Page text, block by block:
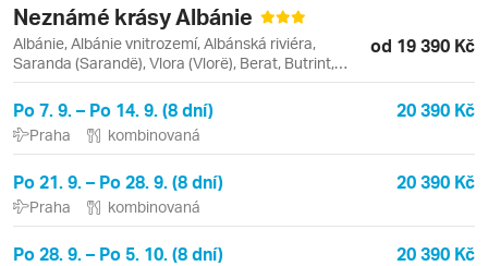
Neznámé krásy Albánie
Albánie, Albánie vnitrozemí, Albánská riviéra,
Saranda (Sarandë), Vlora (Vlorë), Berat, Butrint,
Saranda, Tirana, Vlora
od 19 390 Kč
Po 7. 9. – Po 14. 9. (8 dní) 20 390 Kč
Praha kombinovaná
Po 21. 9. – Po 28. 9. (8 dní) 20 390 Kč
Praha kombinovaná
Po 28. 9. – Po 5. 10. (8 dní) 20 390 Kč